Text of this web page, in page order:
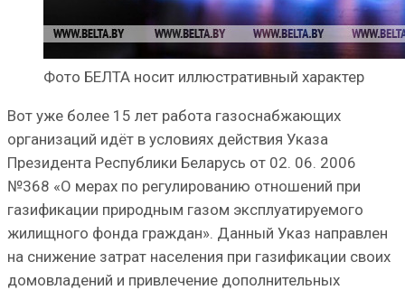
Фото БЕЛТА носит иллюстративный характер
Вот уже более 15 лет работа газоснабжающих
организаций идёт в условиях действия Указа
Президента Республики Беларусь от 02. 06. 2006
№368 «О мерах по регулированию отношений при
газификации природным газом эксплуатируемого
жилищного фонда граждан». Данный Указ направлен
на снижение затрат населения при газификации своих
домовладений и привлечение дополнительных